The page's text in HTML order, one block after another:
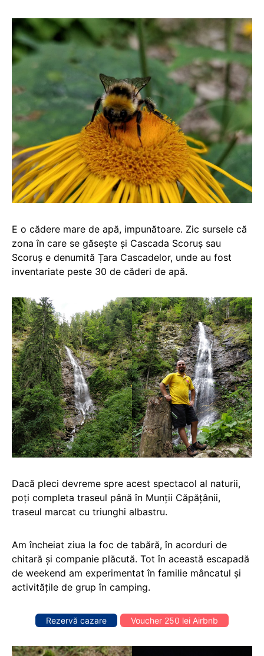
E o cădere mare de apă, impunătoare. Zic sursele că
zona în care se găsește și Cascada Scoruș sau
Scoruș e denumită Țara Cascadelor, unde au fost
inventariate peste 30 de căderi de apă.
Dacă pleci devreme spre acest spectacol al naturii,
poți completa traseul până în Munții Căpățânii,
traseul marcat cu triunghi albastru.
Am încheiat ziua la foc de tabără, în acorduri de
chitară și companie plăcută. Tot în această escapadă
de weekend am experimentat în familie mâncatul și
activitățile de grup în camping.
Rezervă cazare Voucher 250 lei Airbnb